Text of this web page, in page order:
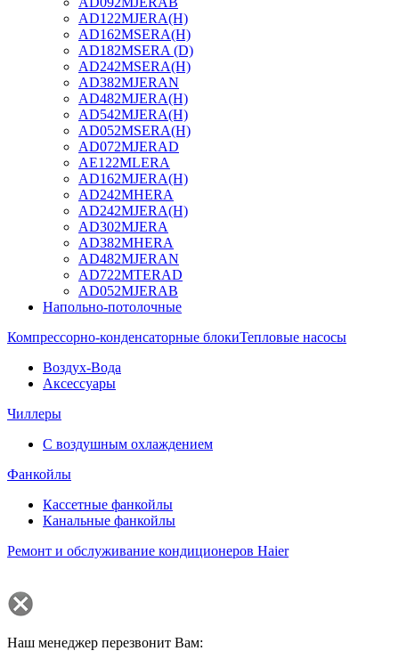
AD122MJERA(H)
AD162MSERA(H)
AD182MSERA (D)
AD242MSERA(H)
AD382MJERAN
AD482MJERA(H)
AD542MJERA(H)
AD052MSERA(H)
AD072MJERAD
AE122MLERA
AD162MJERA(H)
AD242MHERA
AD242MJERA(H)
AD302MJERA
AD382MHERA
AD482MJERAN
AD722MTERAD
AD052MJERAB
Напольно-потолочные
Компрессорно-конденсаторные блокиТепловые насосы
Воздух-Вода
Аксессуары
Чиллеры
С воздушным охлаждением
Фанкойлы
Кассетные фанкойлы
Канальные фанкойлы
Ремонт и обслуживание кондиционеров Haier
Наш менеджер перезвонит Вам: